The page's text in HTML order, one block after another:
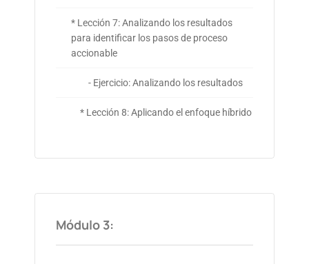
* Lección 7: Analizando los resultados
para identificar los pasos de proceso
accionable
- Ejercicio: Analizando los resultados
* Lección 8: Aplicando el enfoque híbrido
Módulo 3: